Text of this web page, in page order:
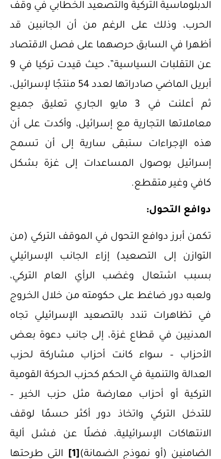
الدبلوماسية التركية والتصعيد الخطابي في وقف
الحرب، وذلك على الرغم من أن الجانبين قد
أظهرا في السابق حرصهما على فصل الاقتصاد
عن التقلبات السياسية”، حيث قيدت تركيا في 9
أبريل الماضي صادراتها لعدد 54 منتجًا لإسرائيل،
ثم أعلنت في 3 مايو الجاري تعليق جميع
معاملاتها التجارية مع إسرائيل، وأكدت على أن
هذه الإجراءات ستبقى سارية إلى أن تسمح
إسرائيل بوصول المساعدات إلى غزة بشكل
كافي وغير متقطع.
دوافع التحول:
تكمن أبرز دوافع التحول في الموقف التركي (من
التوازن إلى التصعيد) إزاء الجانب الإسرائيلي
بسبب اشتعال وغضب الرأي العام التركي،
ولعبه دور ضاغط على حكومته من خلال الخروج
في تظاهرات تندد بالتصعيد الإسرائيلي تجاه
المدنيين في قطاع غزة، إلى جانب دعوة بعض
الأحزاب – سواء كانت أحزاب مشاركة لحزب
العدالة والتنمية في الحكم كحزب الحركة القومية
التركية أو أحزاب معارضة مثل حزب الخير –
للتدخل التركي واتخاذ دور أكثر حسمًا لوقف
الانتهاكات الإسرائيلية، فضلًا عن فشل ألية
الضامنين (أو نموذج الضمانة) [1]
التي طرحتها